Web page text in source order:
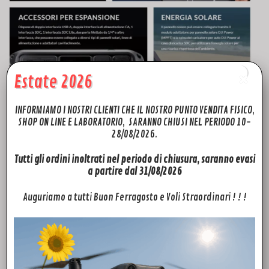
Estate 2026
INFORMIAMO I NOSTRI CLIENTI CHE IL NOSTRO PUNTO VENDITA FISICO,
SHOP ON LINE E LABORATORIO, SARANNO CHIUSI NEL PERIODO 10-
28/08/2026.
Tutti gli ordini inoltrati nel periodo di chiusura, saranno evasi
a partire dal 31/08/2026
Auguriamo a tutti Buon Ferragosto e Voli Straordinari ! ! !